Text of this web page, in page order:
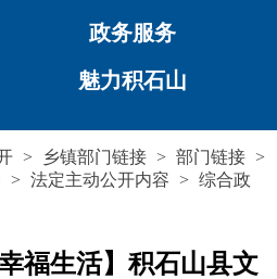
政务服务
魅力积石山
> 乡镇部门链接 > 部门链接 >
> 法定主动公开内容 > 综合政
福生活】积石山县文